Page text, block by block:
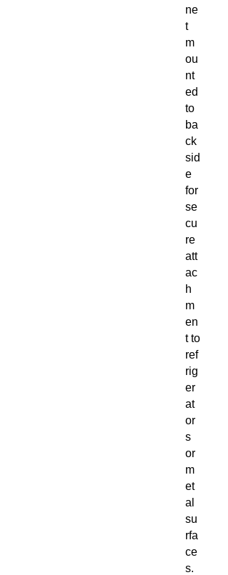
ne
t
m
ou
nt
ed
to
ba
ck
sid
e
for
se
cu
re
att
ac
h
m
en
t to
ref
rig
er
at
or
s
or
m
et
al
su
rfa
ce
s.